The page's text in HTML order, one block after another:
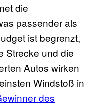
die
passender als
ist begrenzt,
Strecke und die
Autos wirken
Windstoß in
des